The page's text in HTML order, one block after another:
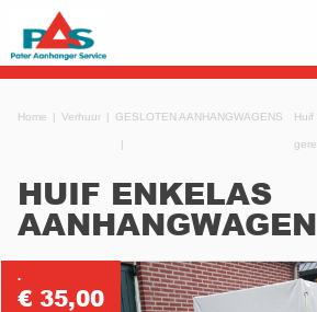
Home Verhuur GESLOTEN AANHANGWAGENS
HUIF ENKELAS
.
€ 35,00